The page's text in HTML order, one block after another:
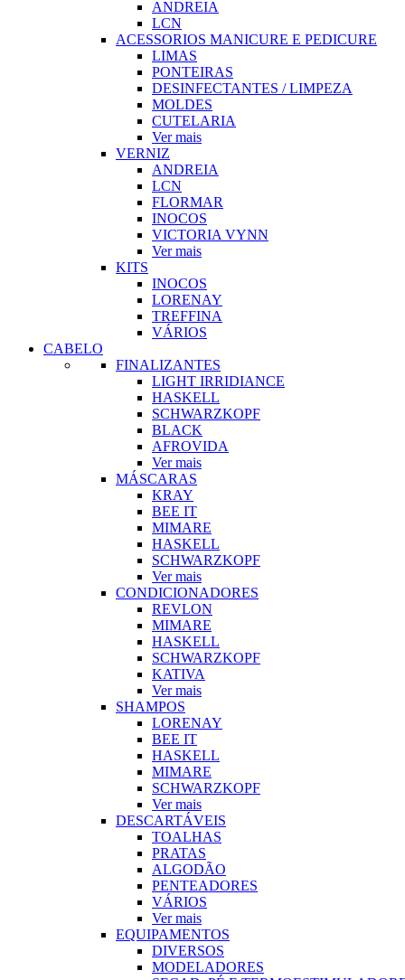
ANDREIA
LCN
ACESSORIOS MANICURE E PEDICURE
LIMAS
PONTEIRAS
DESINFECTANTES / LIMPEZA
MOLDES
CUTELARIA
Ver mais
VERNIZ
ANDREIA
LCN
FLORMAR
INOCOS
VICTORIA VYNN
Ver mais
KITS
INOCOS
LORENAY
TREFFINA
VÁRIOS
CABELO
FINALIZANTES
LIGHT IRRIDIANCE
HASKELL
SCHWARZKOPF
BLACK
AFROVIDA
Ver mais
MÁSCARAS
KRAY
BEE IT
MIMARE
HASKELL
SCHWARZKOPF
Ver mais
CONDICIONADORES
REVLON
MIMARE
HASKELL
SCHWARZKOPF
KATIVA
Ver mais
SHAMPOS
LORENAY
BEE IT
HASKELL
MIMARE
SCHWARZKOPF
Ver mais
DESCARTÁVEIS
TOALHAS
PRATAS
ALGODÃO
PENTEADORES
VÁRIOS
Ver mais
EQUIPAMENTOS
DIVERSOS
MODELADORES